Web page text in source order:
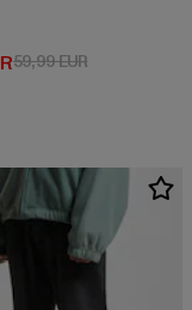
Preis: 47,99 EUR
59,99 EURAktionspreis: